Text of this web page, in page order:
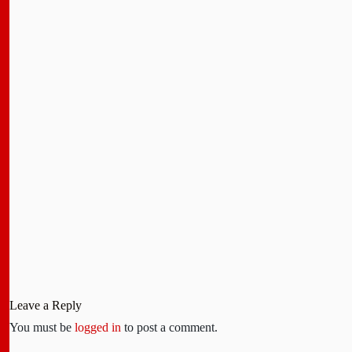
Leave a Reply
You must be logged in to post a comment.